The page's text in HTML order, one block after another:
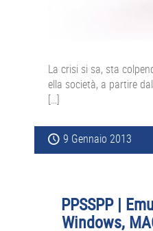
La crisi si sa, sta
ella società, a partire
[…]
9 Gennaio 2013
PPSSPP |
Windows,